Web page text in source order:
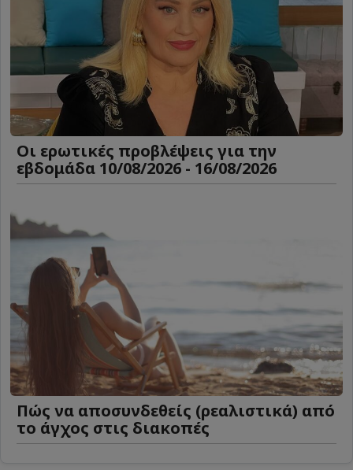
Οι ερωτικές προβλέψεις για την
εβδομάδα 10/08/2026 - 16/08/2026
Πώς να αποσυνδεθείς (ρεαλιστικά) από
το άγχος στις διακοπές